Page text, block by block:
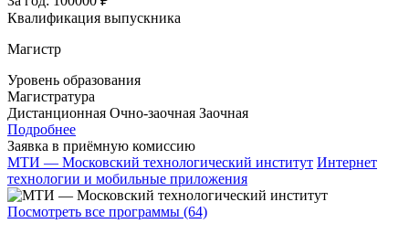
Квалификация выпускника
Магистр
Уровень образования
Магистратура
Дистанционная Очно-заочная Заочная
Подробнее
Заявка в приёмную комиссию
МТИ — Московский технологический институт Интернет
технологии и мобильные приложения
Посмотреть все программы (64)